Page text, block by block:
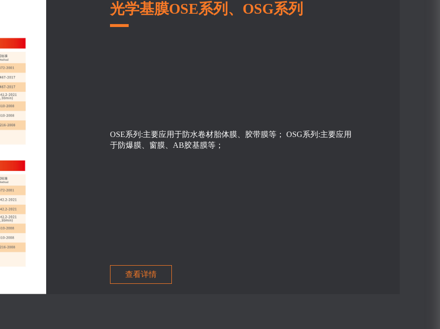
光学基膜OSE系列、OSG系列
OSE系列:主要应用于防水卷材胎体膜、胶带膜等； OSG系列:主要应用
于防爆膜、窗膜、AB胶基膜等；
查看详情